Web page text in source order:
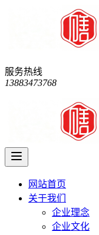
服务热线
13883473768
网站首页
关于我们
企业理念
企业文化